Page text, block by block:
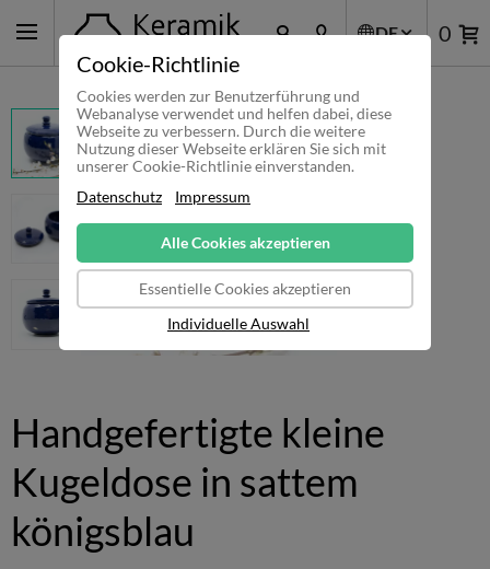
Cookie-Richtlinie
Cookies werden zur Benutzerführung und
Webanalyse verwendet und helfen dabei, diese
Webseite zu verbessern. Durch die weitere
Nutzung dieser Webseite erklären Sie sich mit
unserer Cookie-Richtlinie einverstanden.
Datenschutz
Impressum
Alle Cookies akzeptieren
Essentielle Cookies akzeptieren
Individuelle Auswahl
DE 0
Handgefertigte kleine
Kugeldose in sattem
königsblau